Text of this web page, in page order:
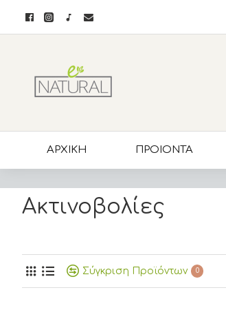
ΑΡΧΙΚΗ ΠΡΟΙΟΝΤΑ
Ακτινοβολίες
Σύγκριση Προϊόντων 0